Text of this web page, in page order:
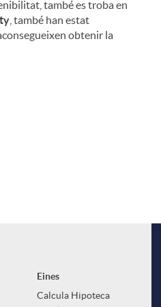
també es troba en
, també han estat
obtenir la
Eines
Calcula Hipoteca